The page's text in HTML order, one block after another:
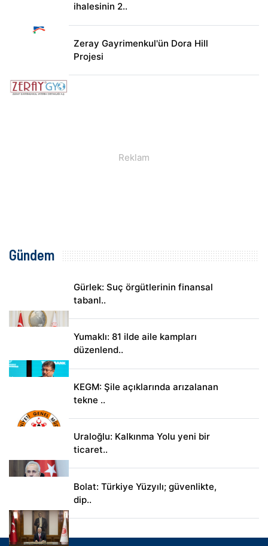
ihalesinin 2..
Zeray Gayrimenkul'ün Dora Hill
Projesi
Gündem
Gürlek: Suç örgütlerinin finansal
tabanl..
Yumaklı: 81 ilde aile kampları
düzenlend..
KEGM: Şile açıklarında arızalanan
tekne ..
Uraloğlu: Kalkınma Yolu yeni bir
ticaret..
Bolat: Türkiye Yüzyılı; güvenlikte,
dip..